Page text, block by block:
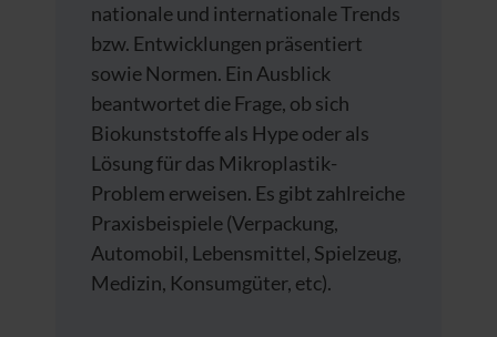
nationale und internationale Trends
bzw. Entwicklungen präsentiert
sowie Normen. Ein Ausblick
beantwortet die Frage, ob sich
Biokunststoffe als Hype oder als
Lösung für das Mikroplastik-
Problem erweisen. Es gibt zahlreiche
Praxisbeispiele (Verpackung,
Automobil, Lebensmittel, Spielzeug,
Medizin, Konsumgüter, etc).